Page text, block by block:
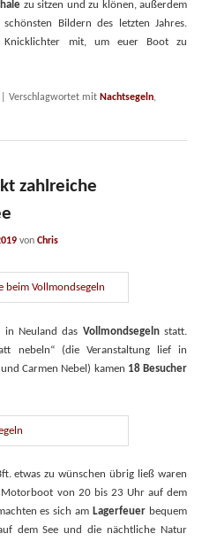
zu sitzen und zu klönen, außerdem
Bildern des letzten Jahres.
mit, um euer Boot zu
|Verschlagwortet mit Nachtsegeln,
zahlreiche
vonChris
in Neuland das Vollmondsegelnstatt.
nebeln“ (die Veranstaltung lief in
Carmen Nebel) kamen 18 Besucher
etwas zu wünschen übrig ließ waren
von 20 bis 23 Uhr auf dem
es sich am Lagerfeuer bequem
dem See und die nächtliche Natur